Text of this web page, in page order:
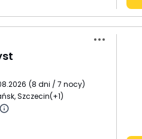
(8 dni / 7 nocy)
Szczecin(+1)